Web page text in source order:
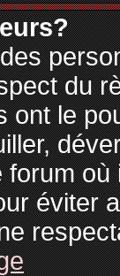
du
ont le
éviter